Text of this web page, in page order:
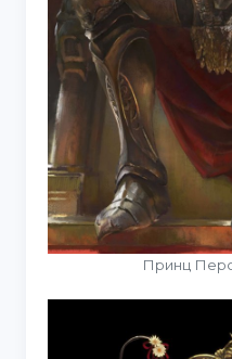
Принц